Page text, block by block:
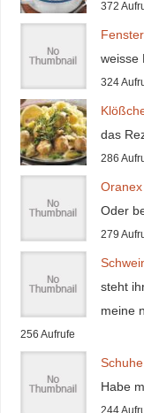
372
weisse
324
das
286
Oranex
Oder
279
steht
meine
256 Aufrufe
Schuhe
Habe
244